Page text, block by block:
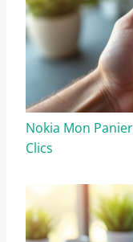
Nokia Mon
Clics